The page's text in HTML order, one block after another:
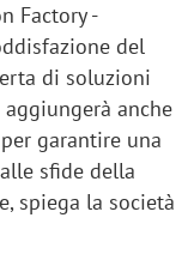
Factory -
del
di soluzioni
anche
garantire una
sfide della
spiega la società